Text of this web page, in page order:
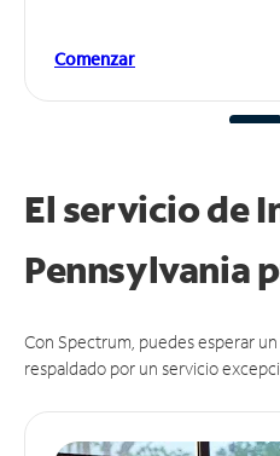
Comenzar
El servicio de
Pennsylvania
Con Spectrum, puedes esperar
respaldado por un servicio